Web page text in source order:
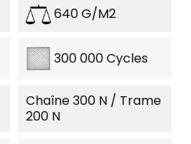
640 G/m2
300 000 Cycles
Chaîne 300 N / Trame
200 N